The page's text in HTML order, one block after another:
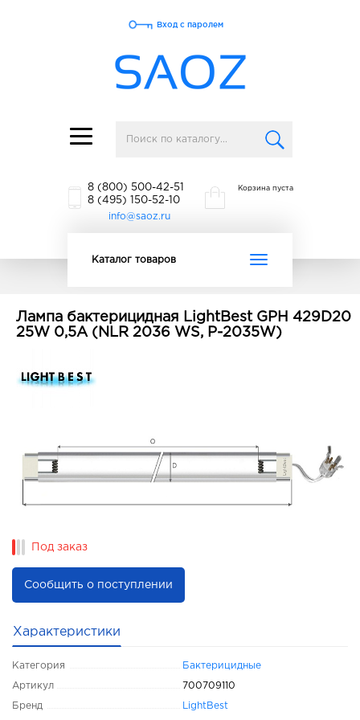
Toggle
navigation
Вход с паролем
8 (800) 500-42-51
8 (495) 150-52-10
info@saoz.ru
Корзина пуста
Toggle
Каталог товаров
Лампа бактерицидная LightBest GPH 429D20
25W 0,5A (NLR 2036 WS, P-2035W)
Под заказ
Сообщить о поступлении
Характеристики
Категория Бактерицидные
Артикул 700709110
Бренд LightBest